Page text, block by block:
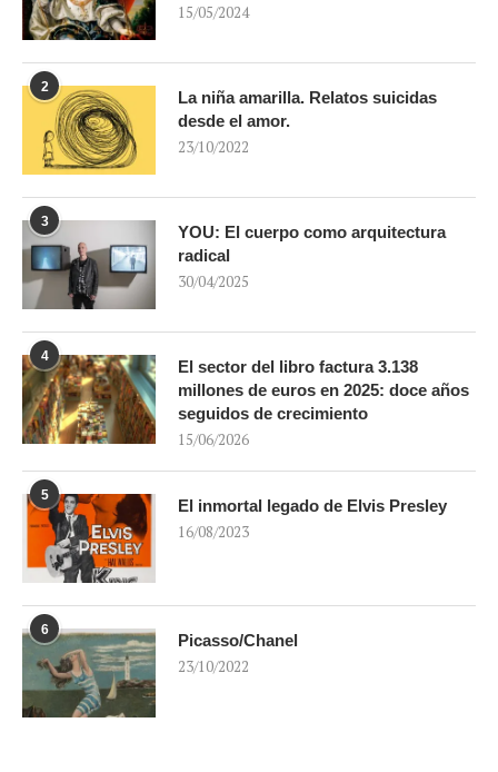
15/05/2024
2
La niña amarilla. Relatos suicidas
desde el amor.
23/10/2022
3
YOU: El cuerpo como arquitectura
radical
30/04/2025
4
El sector del libro factura 3.138
millones de euros en 2025: doce años
seguidos de crecimiento
15/06/2026
5
El inmortal legado de Elvis Presley
16/08/2023
6
Picasso/Chanel
23/10/2022